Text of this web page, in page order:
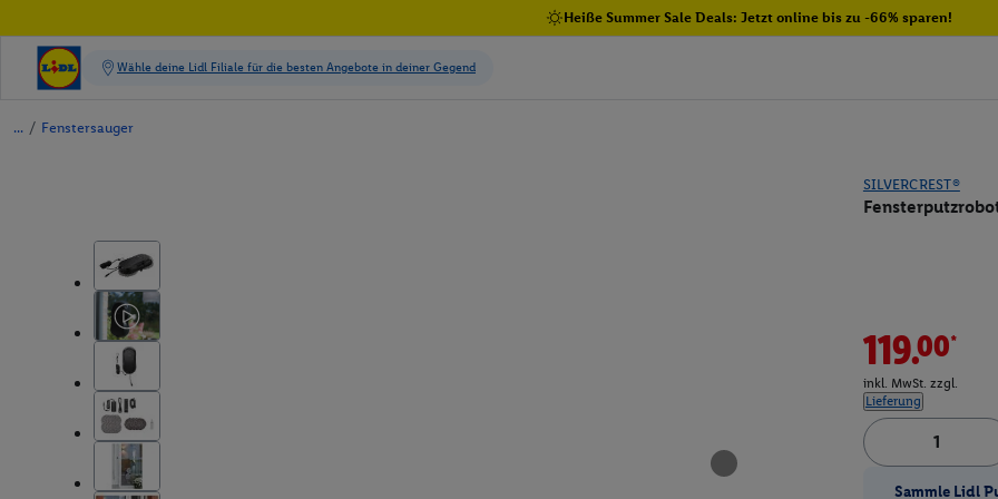
Heiße Summer Sale Deals: Jetzt online bis zu -66% sparen!
/ Fenstersauger
SILVERCREST®
119.00*
inkl. MwSt. zzgl.
Lieferung
Sammle Lidl